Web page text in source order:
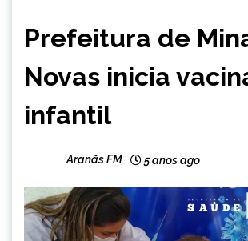
MINAS
NOTÍCIAS
Prefeitura de
Novas inicia
infantil
Aranãs FM 5 anos ago